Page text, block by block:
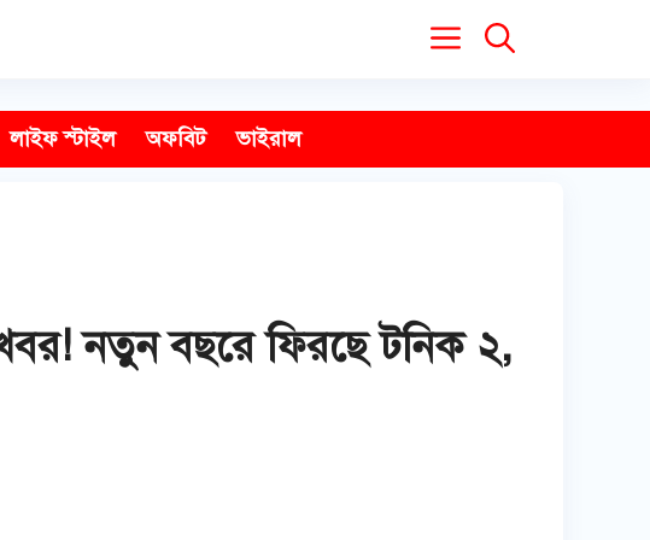
লাইফ স্টাইল অফবিট ভাইরাল
নতুন বছরে ফিরছে টনিক ২,